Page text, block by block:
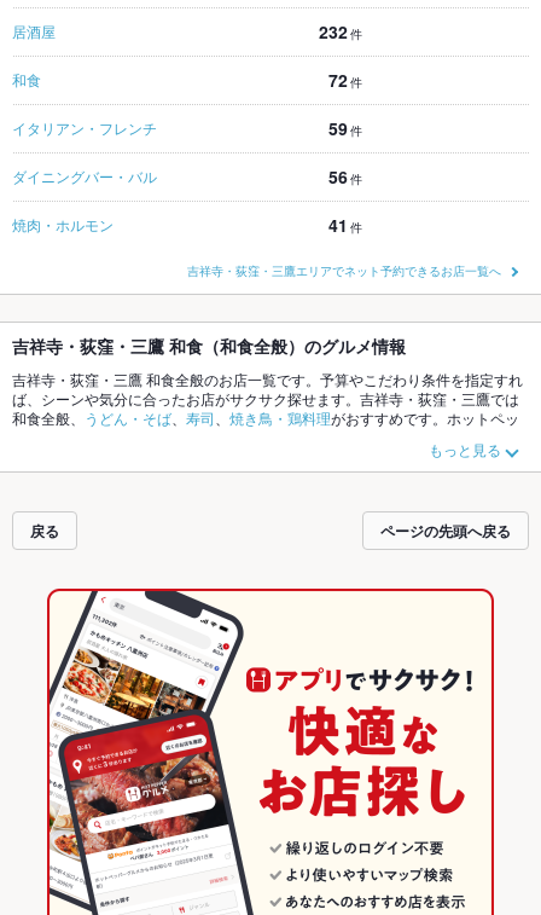
居酒屋 232件
和食 72件
イタリアン・フレンチ 59件
ダイニングバー・バル 56件
焼肉・ホルモン 41 件
吉祥寺・荻窪・三鷹エリアでネット予約できるお店一覧へ
吉祥寺・荻窪・三鷹 和食（和食全般）のグルメ情報
吉祥寺・荻窪・三鷹 和食全般のお店一覧です。予算やこだわり条件を指定すれ
ば、シーンや気分に合ったお店がサクサク探せます。吉祥寺・荻窪・三鷹では
和食全般、
うどん・そば 寿司 焼き鳥・鶏料理がおすすめです。ホットペッ
や季節のおすすめ料理など、お店の最新情報をご紹介しているの
で安心！24時間使える簡単便利なネット予約が使えるお店も拡大中です。友達
ホットペッパーグルメをご利用ください。
もっと見る
戻る ページの先頭へ戻る